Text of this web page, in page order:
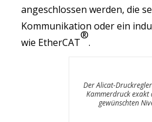
angeschlossen werden, die
Kommunikation oder ein
wie EtherCAT
®
.
Der Alicat-
Kammerdruck exakt
gewünschten